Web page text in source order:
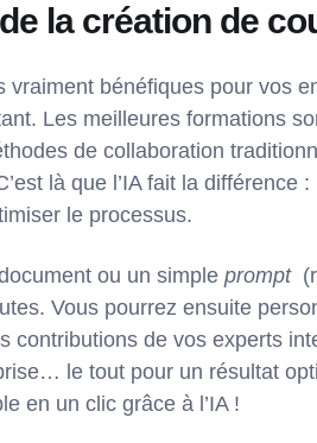
la création de
vraiment bénéfiques pour vos
Les meilleures formations
de collaboration
là que l’IA fait la
le processus.
ou un simple prompt
Vous pourrez ensuite
contributions de vos experts
le tout pour un résultat
en un clic grâce à l’IA !